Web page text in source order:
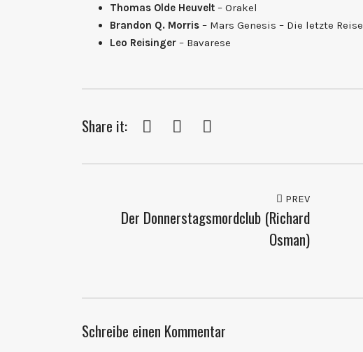
Thomas Olde Heuvelt – Orakel
Brandon Q. Morris – Mars Genesis – Die letzte Reise
Leo Reisinger – Bavarese
Share it: FacebookTwitter
PREV
Der Donnerstagsmordclub (Richard
Osman)
Schreibe einen Kommentar